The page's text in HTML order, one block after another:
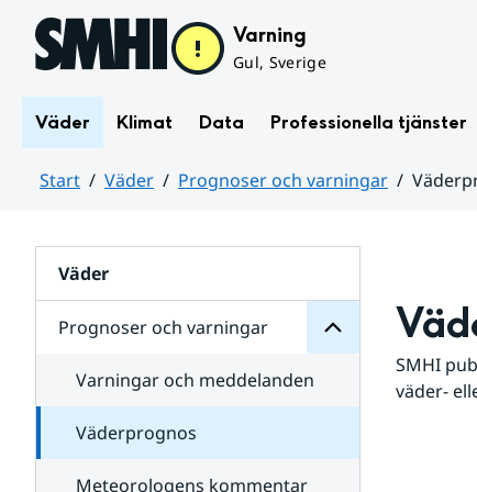
Hoppa till sidans innehåll Varning
Gul, Sverige
Väder Klimat Data Professionella tjänster
Start Väder Prognoser och varningar
Väder
Prognoser och varningar
för
varningar
Varningar och meddelanden
Väderprognos
Meteorologens kommentar
SMHI
väder-